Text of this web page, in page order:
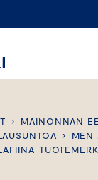
›
MAINONNAN
›
MEN